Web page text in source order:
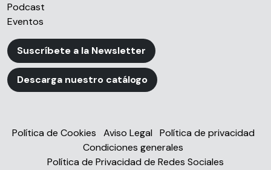
Podcast
Eventos
Suscríbete a la Newsletter
Descarga nuestro catálogo
Política de Cookies Aviso Legal
Política de privacidad
Condiciones generales
Política de Privacidad de Redes Sociales